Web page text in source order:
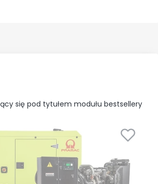
się pod tytułem modułu bestsellery